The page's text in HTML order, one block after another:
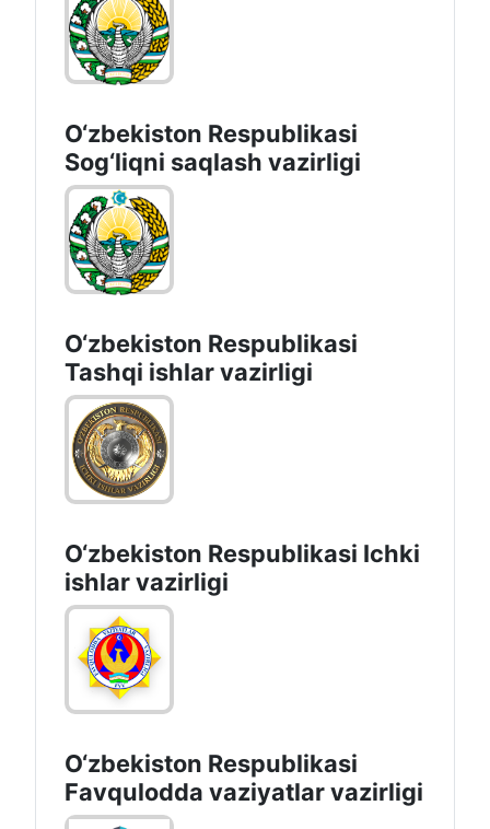
O‘zbеkistоn Rеspublikаsi
Sоg‘liqni saqlash vаzirligi
O‘zbеkistоn Rеspublikаsi
Tashqi ishlаr vаzirligi
O‘zbеkiston Rеspublikаsi Ichki
ishlаr vаzirligi
O‘zbеkistоn Rеspublikаsi
Favqulodda vaziyatlar vazirligi